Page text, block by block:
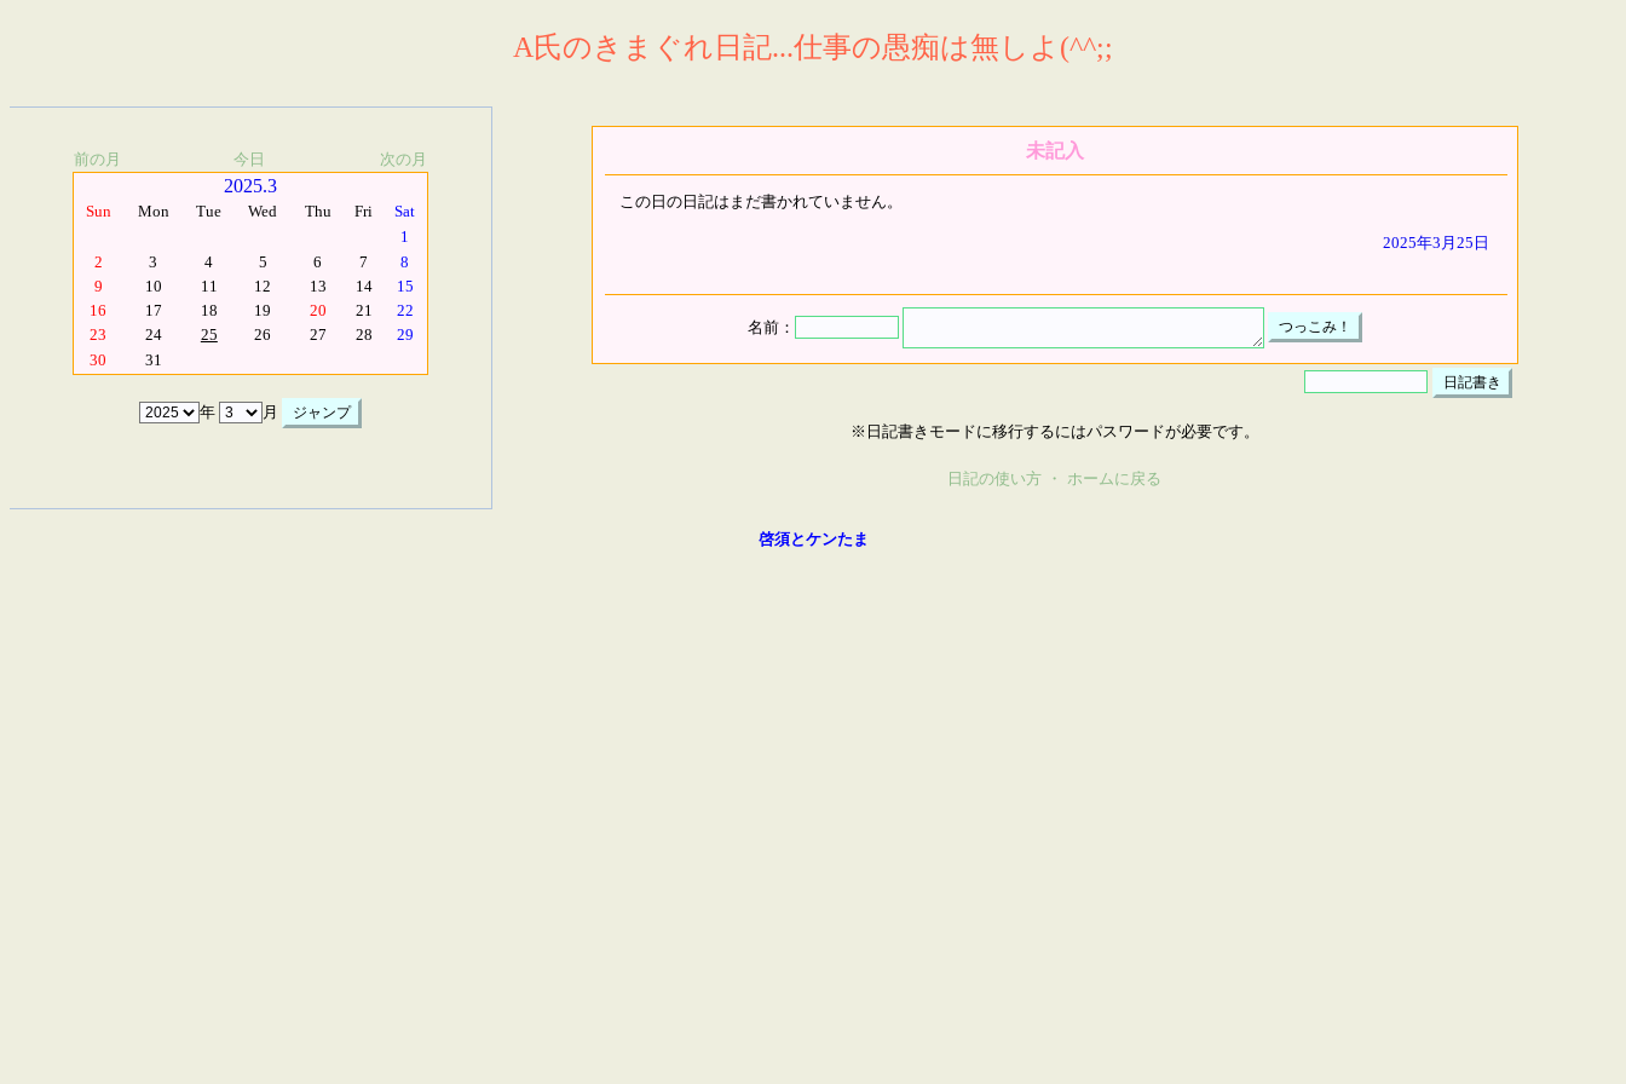
A氏のきまぐれ日記...仕事の愚痴は無しよ(^^;;
前の月 今日 次の月
2025.3
Sun Mon Tue Wed Thu Fri
Sat
1
2
3 4 5 6 7
8
9
10 11 12 13 14
15
16
17 18 19 20 21
22
23
24 25 26 27 28
29
30
31
年 月
未記入
この日の日記はまだ書かれていません。
2025年3月25日
名前：
※日記書きモードに移行するにはパスワードが必要です。
日記の使い方 ・ ホームに戻る
啓須とケンたま